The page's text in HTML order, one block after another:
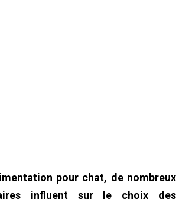
pour chat, de nombreux
influent sur le choix des